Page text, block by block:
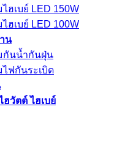
ฮเบย์ LED 150W
ฮเบย์ LED 100W
น
กันน้ำกันฝุ่น
ฟกันระเบิด
วัตต์ ไฮเบย์